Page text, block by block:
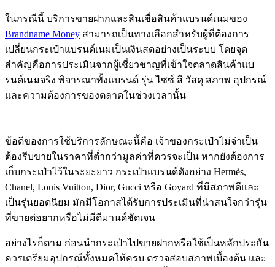
ในกรณีนี้ บริการขายฝากและสินเชื่อสินค้าแบรนด์เนมของ
Brandname Money สามารถเป็นทางเลือกสำหรับผู้ที่ต้องการ
เปลี่ยนกระเป๋าแบรนด์เนมเป็นเงินสดอย่างเป็นระบบ โดยจุด
สำคัญคือการประเมินจากผู้เชี่ยวชาญที่เข้าใจตลาดสินค้าแบ
รนด์เนมจริง พิจารณาทั้งแบรนด์ รุ่น ไซซ์ สี วัสดุ สภาพ อุปกรณ์
และความต้องการของตลาดในช่วงเวลานั้น
ข้อดีของการใช้บริการลักษณะนี้คือ เจ้าของกระเป๋าไม่จำเป็น
ต้องรีบขายในราคาที่ต่ำกว่ามูลค่าที่ควรจะเป็น หากยังต้องการ
เก็บกระเป๋าไว้ในระยะยาว กระเป๋าแบรนด์ดังอย่าง Hermès,
Chanel, Louis Vuitton, Dior, Gucci หรือ Goyard ที่มีสภาพดีและ
เป็นรุ่นยอดนิยม มักมีโอกาสได้รับการประเมินที่น่าสนใจกว่ารุ่น
ที่ขายต่อยากหรือไม่มีดีมานด์ชัดเจน
อย่างไรก็ตาม ก่อนนำกระเป๋าไปขายฝากหรือใช้เป็นหลักประกัน
ควรเตรียมอุปกรณ์ทั้งหมดให้ครบ ตรวจสอบสภาพเบื้องต้น และ